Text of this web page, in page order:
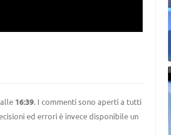
16:39. I commenti sono aperti a tutti
ed errori è invece disponibile un